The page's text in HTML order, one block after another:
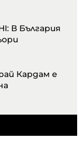
В България
Кардам е